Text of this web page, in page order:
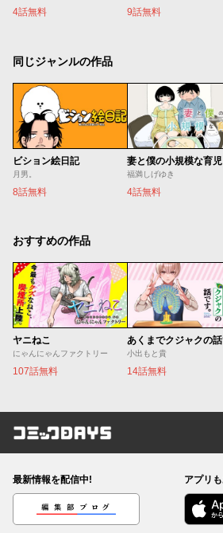
4話無料 9話無料
同じジャンルの作品
ビション絵日記
月男。
8話無料
妻と僕の小規模な育児
福満しげゆき
4話無料
おすすめの作品
ヤニねこ
にゃんにゃんファクトリー
107話無料
小出もと貴
14話無料
コミックDAYS
最新情報を配信中!
編集部ブログ
アプリ